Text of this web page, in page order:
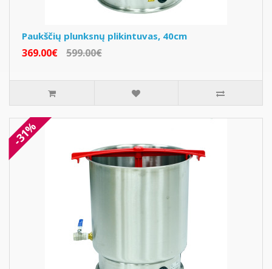
Paukščių plunksnų plikintuvas, 40cm
369.00€ 599.00€
-31%